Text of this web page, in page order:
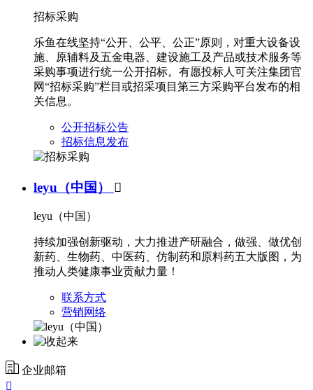
招标采购
乐鱼在线坚持“公开、公平、公正”原则，对重大设备设
施、原辅料及五金电器、建设施工及产品或技术服务等
采购事项进行统一公开招标。有愿投标人可关注集团官
网“招标采购”栏目或招采项目第三方采购平台发布的相
关信息。
公开招标公告
招标信息发布
leyu（中国） 
leyu（中国）
持续加强创新驱动，大力推进产研融合，做强、做优创
新药、生物药、中医药、仿制药和原料药五大版图，为
推动人类健康事业贡献力量！
联系方式
营销网络
企业邮箱
